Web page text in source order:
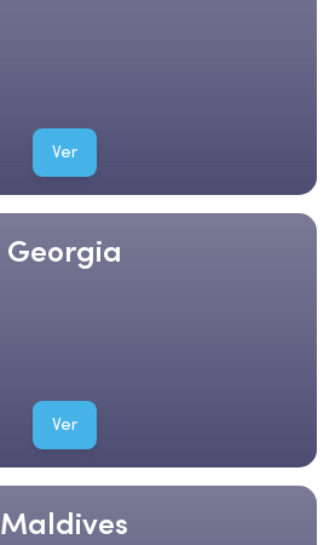
Ver
Georgia
Ver
Maldives